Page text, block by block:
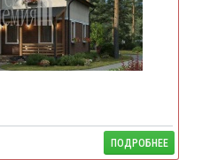
ПОДРОБНЕЕ